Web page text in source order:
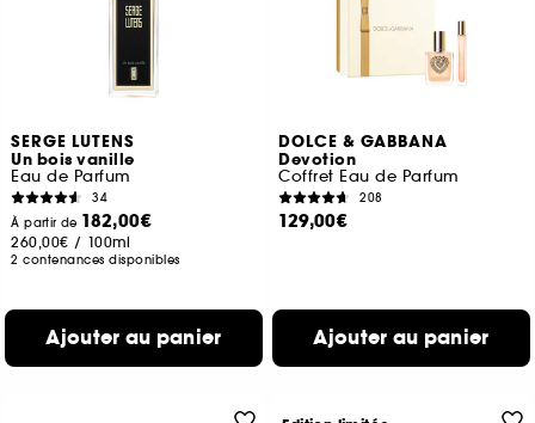
SERGE LUTENS
Un bois vanille
Eau de Parfum
34
À partir de 182,00€
260,00€ / 100ml
2 contenances disponibles
Ajouter au panier
DOLCE & GABBANA
Devotion
Coffret Eau de Parfum
208
129,00€
Ajouter au panier